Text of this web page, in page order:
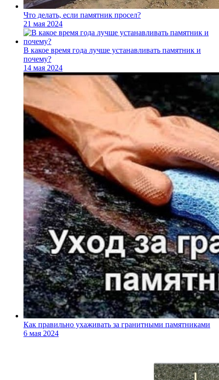
Что делать, если памятник просел?
21 мая 2024
В какое время года лучше устанавливать памятник и
почему?
14 мая 2024
Как правильно ухаживать за гранитными памятниками
6 мая 2024